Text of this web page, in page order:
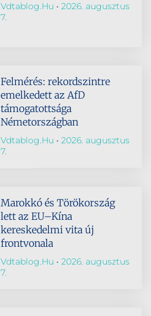
Vdtablog.hu
2026. augusztus
7.
Felmérés: rekordszintre
emelkedett az AfD
támogatottsága
Németországban
Vdtablog.hu
2026. augusztus
7.
Marokkó és Törökország
lett az EU–Kína
kereskedelmi vita új
frontvonala
Vdtablog.hu
2026. augusztus
7.